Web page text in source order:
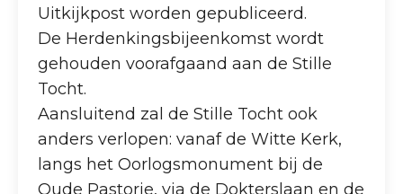
Uitkijkpost worden gepubliceerd.
De Herdenkingsbijeenkomst wordt
gehouden voorafgaand aan de Stille
Tocht.
Aansluitend zal de Stille Tocht ook
anders verlopen: vanaf de Witte Kerk,
langs het Oorlogsmonument bij de
Oude Pastorie, via de Dokterslaan en de